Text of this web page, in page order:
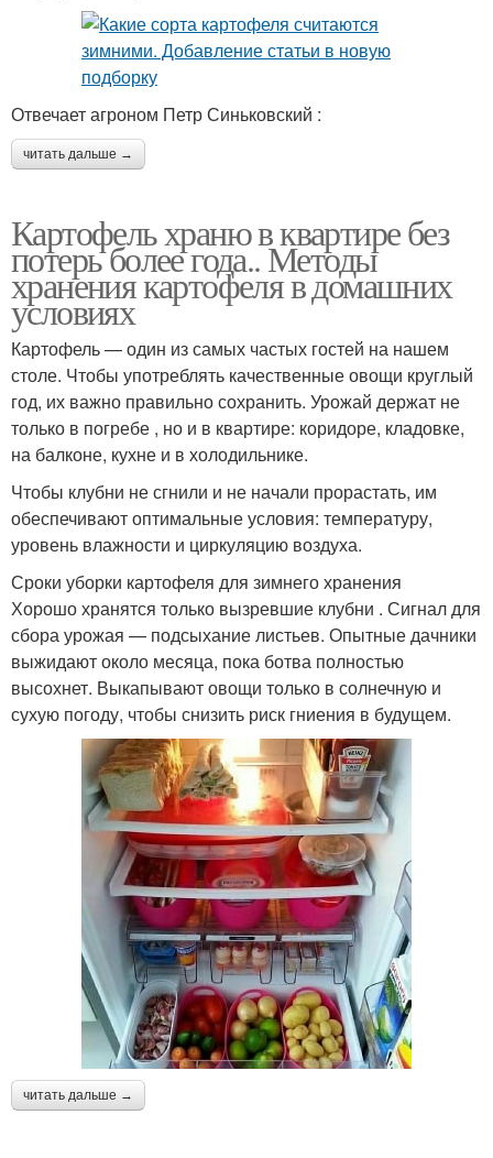
Отвечает агроном Петр Синьковский :
читать дальше →
Картофель храню в квартире без
потерь более года.. Методы
хранения картофеля в домашних
условиях
Картофель — один из самых частых гостей на нашем
столе. Чтобы употреблять качественные овощи круглый
год, их важно правильно сохранить. Урожай держат не
только в погребе , но и в квартире: коридоре, кладовке,
на балконе, кухне и в холодильнике.
Чтобы клубни не сгнили и не начали прорастать, им
обеспечивают оптимальные условия: температуру,
уровень влажности и циркуляцию воздуха.
Сроки уборки картофеля для зимнего хранения
Хорошо хранятся только вызревшие клубни . Сигнал для
сбора урожая — подсыхание листьев. Опытные дачники
выжидают около месяца, пока ботва полностью
высохнет. Выкапывают овощи только в солнечную и
сухую погоду, чтобы снизить риск гниения в будущем.
читать дальше →